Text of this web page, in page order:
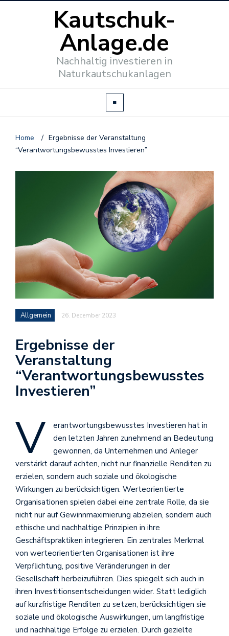
Kautschuk-
Anlage.de
Nachhaltig investieren in
Naturkautschukanlagen
Home / Ergebnisse der Veranstaltung
“Verantwortungsbewusstes Investieren”
Allgemein 26. December 2023
Ergebnisse der
Veranstaltung
“Verantwortungsbewusstes
Investieren”
V
erantwortungsbewusstes Investieren hat in
den letzten Jahren zunehmend an Bedeutung
gewonnen, da Unternehmen und Anleger
verstärkt darauf achten, nicht nur finanzielle Renditen zu
erzielen, sondern auch soziale und ökologische
Wirkungen zu berücksichtigen. Werteorientierte
Organisationen spielen dabei eine zentrale Rolle, da sie
nicht nur auf Gewinnmaximierung abzielen, sondern auch
ethische und nachhaltige Prinzipien in ihre
Geschäftspraktiken integrieren. Ein zentrales Merkmal
von werteorientierten Organisationen ist ihre
Verpflichtung, positive Veränderungen in der
Gesellschaft herbeizuführen. Dies spiegelt sich auch in
ihren Investitionsentscheidungen wider. Statt lediglich
auf kurzfristige Renditen zu setzen, berücksichtigen sie
soziale und ökologische Auswirkungen, um langfristige
und nachhaltige Erfolge zu erzielen. Durch gezielte